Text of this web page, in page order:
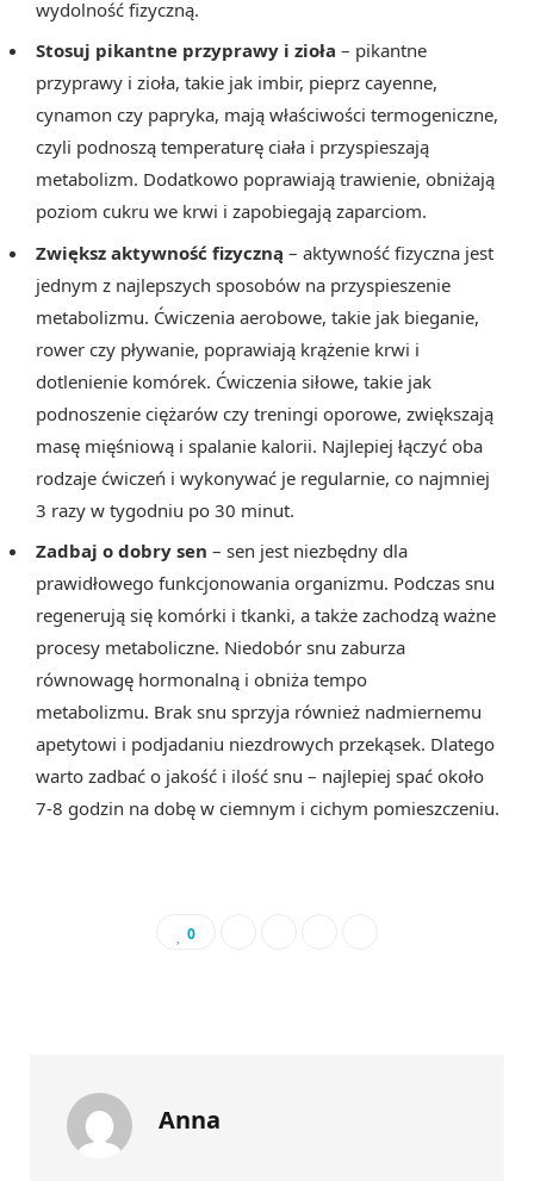
wydolność fizyczną.
Stosuj pikantne przyprawy i zioła – pikantne
przyprawy i zioła, takie jak imbir, pieprz cayenne,
cynamon czy papryka, mają właściwości termogeniczne,
czyli podnoszą temperaturę ciała i przyspieszają
metabolizm. Dodatkowo poprawiają trawienie, obniżają
poziom cukru we krwi i zapobiegają zaparciom.
Zwiększ aktywność fizyczną – aktywność fizyczna jest
jednym z najlepszych sposobów na przyspieszenie
metabolizmu. Ćwiczenia aerobowe, takie jak bieganie,
rower czy pływanie, poprawiają krążenie krwi i
dotlenienie komórek. Ćwiczenia siłowe, takie jak
podnoszenie ciężarów czy treningi oporowe, zwiększają
masę mięśniową i spalanie kalorii. Najlepiej łączyć oba
rodzaje ćwiczeń i wykonywać je regularnie, co najmniej
3 razy w tygodniu po 30 minut.
Zadbaj o dobry sen – sen jest niezbędny dla
prawidłowego funkcjonowania organizmu. Podczas snu
regenerują się komórki i tkanki, a także zachodzą ważne
procesy metaboliczne. Niedobór snu zaburza
równowagę hormonalną i obniża tempo
metabolizmu. Brak snu sprzyja również nadmiernemu
apetytowi i podjadaniu niezdrowych przekąsek. Dlatego
warto zadbać o jakość i ilość snu – najlepiej spać około
7-8 godzin na dobę w ciemnym i cichym pomieszczeniu.
0
Anna